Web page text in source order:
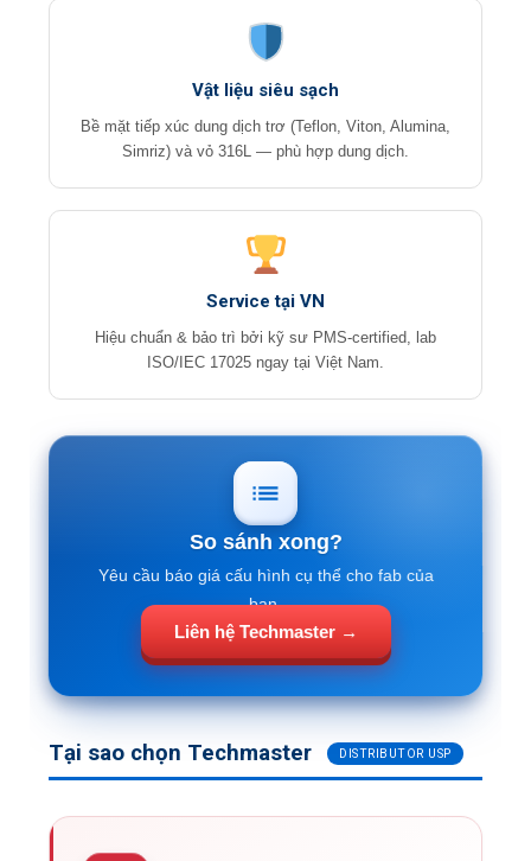
Vật liệu siêu sạch
Bề mặt tiếp xúc dung dịch trơ (Teflon, Viton, Alumina,
Simriz) và vỏ 316L — phù hợp dung dịch.
Service tại VN
Hiệu chuẩn & bảo trì bởi kỹ sư PMS-certified, lab
ISO/IEC 17025 ngay tại Việt Nam.
So sánh xong?
Yêu cầu báo giá cấu hình cụ thể cho fab của
bạn.
Liên hệ Techmaster →
Tại sao chọn Techmaster DISTRIBUTOR USP